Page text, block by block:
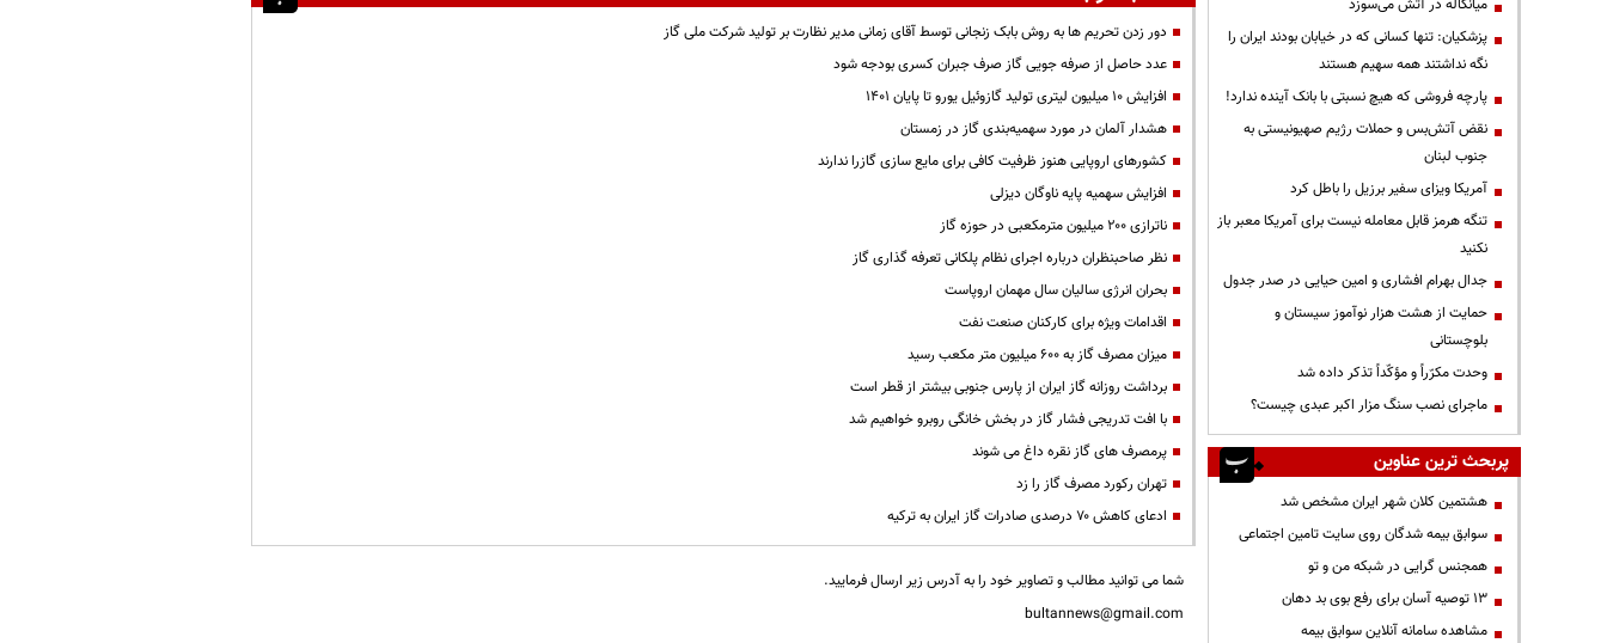
دور زدن تحریم ها به روش بابک زنجانی توسط آقای زمانی مدیر نظارت بر تولید شرکت ملی گاز
عدد حاصل از صرفه جویی گاز صرف جبران کسری بودجه شود
افزایش 10 میلیون لیتری تولید گازوئیل یورو تا پایان 1401
هشدار آلمان در مورد سهمیه‌بندی گاز در زمستان
کشور‌های اروپایی هنوز ظرفیت کافی برای مایع سازی گازرا ندارند
افزایش سهمیه پایه ناوگان دیزلی
ناترازی ۲۰۰ میلیون مترمکعبی در حوزه گاز
نظر صاحبنظران درباره اجرای نظام پلکانی تعرفه گذاری گاز
بحران انرژی سالیان سال مهمان اروپاست
اقدامات ویژه برای کارکنان صنعت نفت
میزان مصرف گاز به ۶۰۰ میلیون متر مکعب رسید
برداشت روزانه گاز ایران از پارس جنوبی بیشتر از قطر است
با افت تدریجی فشار گاز در بخش خانگی روبرو خواهیم شد
پرمصرف های گاز نقره داغ می شوند
تهران رکورد مصرف گاز را زد
ادعای کاهش ۷۰ درصدی صادرات گاز ایران به ترکیه
شما می توانید مطالب و تصاویر خود را به آدرس زیر ارسال فرمایید.
bultannews@gmail.com
میانکاله در آتش می‌سوزد
پزشکیان: تنها کسانی که در خیابان بودند ایران را
نگه نداشتند همه سهیم هستند
پارچه فروشی که هیچ نسبتی با بانک آینده ندارد!
نقض آتش‌بس و حملات رژیم صهیونیستی به
جنوب لبنان
آمریکا ویزای سفیر برزیل را باطل کرد
تنگه هرمز قابل معامله نیست برای آمریکا معبر باز
نکنید
جدال بهرام افشاری و امین حیایی در صدر جدول
حمایت از هشت هزار نوآموز سیستان و
بلوچستانی
وحدت مکرّراً و مؤکّداً تذکر داده شد
ماجرای نصب سنگ مزار اکبر عبدی چیست؟
پربحث ترین عناوین
هشتمین کلان شهر ایران مشخص شد
سوابق بیمه شدگان روی سایت تامین اجتماعی
همجنس گرایی در شبکه من و تو
13 توصیه آسان برای رفع بوی بد دهان
مشاهده سامانه آنلاين سوابق بیمه